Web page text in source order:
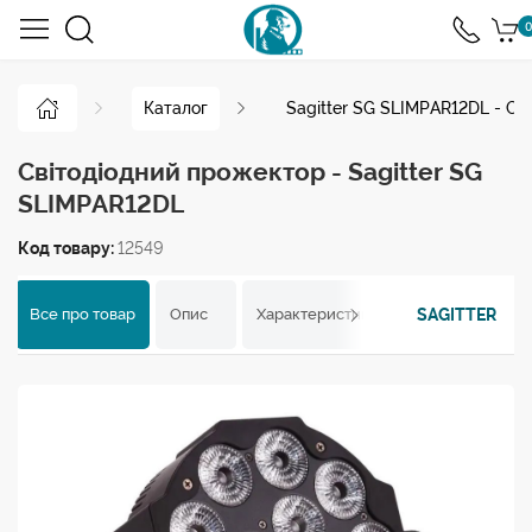
0
Каталог Sagitter SG SLIMPAR12DL -
Світодіодний прожектор - Sagitter SG
SLIMPAR12DL
Код товару:12549
Все про товар Опис Характеристики Відгуки
SAGITTER